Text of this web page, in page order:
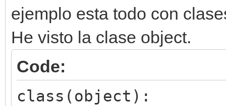
ejemplo esta todo con
He visto la clase object.
Code:
class(object):